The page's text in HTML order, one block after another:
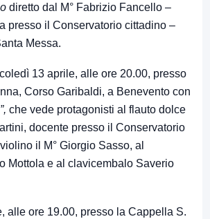
diretto dal M° Fabrizio Fancello –
presso il Conservatorio cittadino –
Messa.
13 aprile, alle ore 20.00, presso
Corso Garibaldi, a Benevento con
che vede protagonisti al flauto dolce
docente presso il Conservatorio
il M° Giorgio Sasso, al
Mottola e al clavicembalo Saverio
alle ore 19.00, presso la Cappella S.